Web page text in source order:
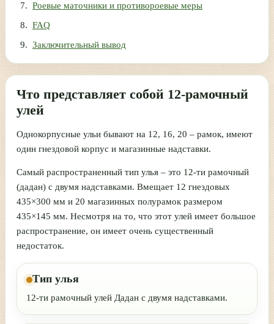
Роевые маточники и противороевые меры
FAQ
Заключительный вывод
Что представляет собой 12-рамочный
улей
Однокорпусные ульи бывают на 12, 16, 20 – рамок, имеют
один гнездовой корпус и магазинные надставки.
Самый распространенный тип улья – это 12-ти рамочный
(дадан) с двумя надставками. Вмещает 12 гнездовых
435×300 мм и 20 магазинных полурамок размером
435×145 мм. Несмотря на то, что этот улей имеет большое
распространение, он имеет очень существенный
недостаток.
Тип улья
12-ти рамочный улей Дадан с двумя надставками.